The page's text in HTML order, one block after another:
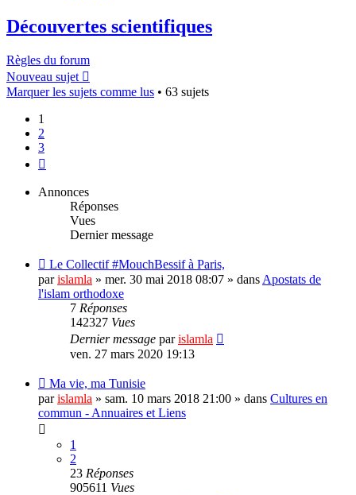
Découvertes scientifiques
Règles du forum
Nouveau sujet
Marquer les sujets comme lus • 63 sujets
1
2
3
Annonces
Réponses
Vues
Dernier message
Le Collectif #MouchBessif à Paris,
parislamla » mer. 30 mai 2018 08:07 » dans Apostats de
l'islam orthodoxe
7 Réponses
142327 Vues
Dernier message parislamla
ven. 27 mars 2020 19:13
Ma vie, ma Tunisie
parislamla » sam. 10 mars 2018 21:00 » dans Cultures en
commun - Annuaires et Liens
1
2
23 Réponses
905611 Vues